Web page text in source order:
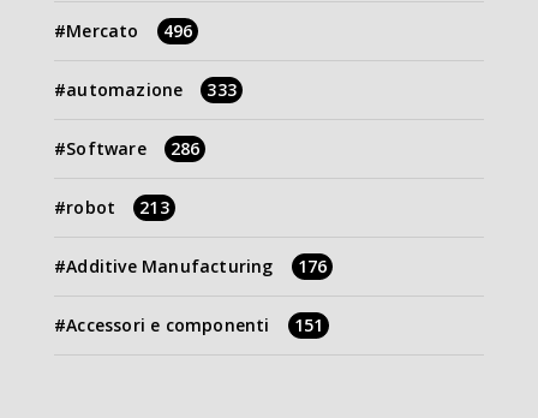
Mercato 496
automazione 333
Software 286
robot 213
Additive Manufacturing 176
Accessori e componenti 151